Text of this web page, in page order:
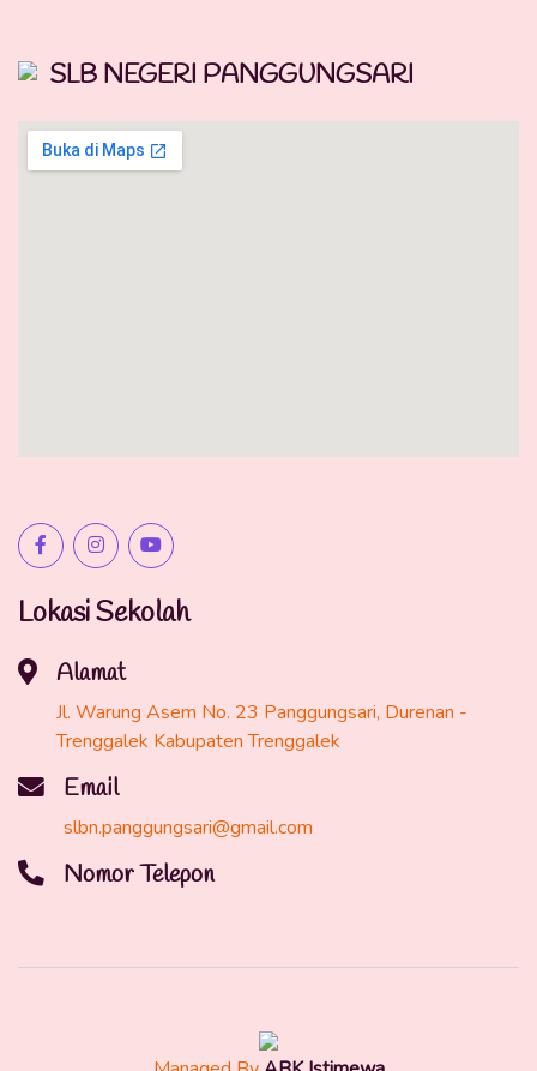
SLB NEGERI PANGGUNGSARI
Lokasi Sekolah
Alamat
Jl. Warung Asem No. 23 Panggungsari, Durenan -
Trenggalek Kabupaten Trenggalek
Email
slbn.panggungsari@gmail.com
Nomor Telepon